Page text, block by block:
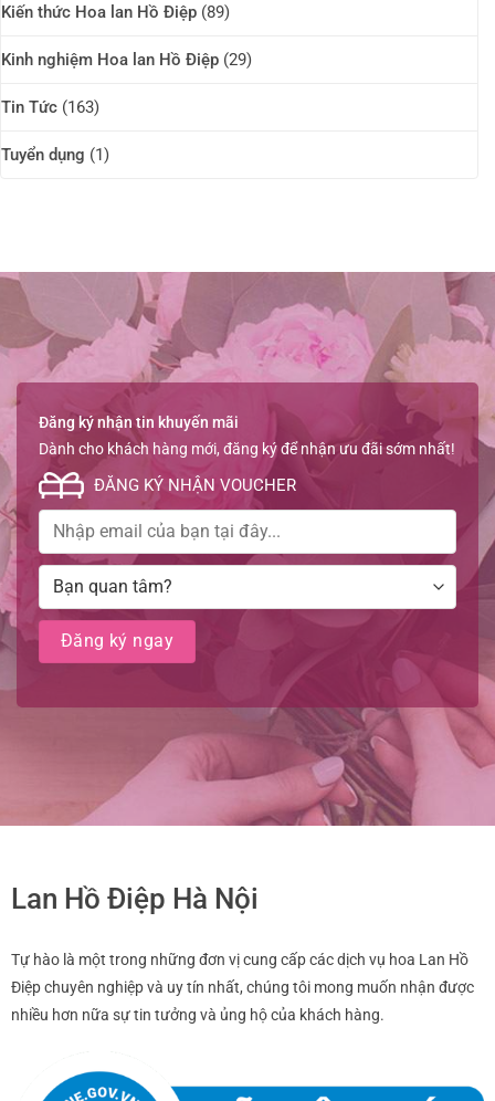
Kiến thức Hoa lan Hồ Điệp (89)
Kinh nghiệm Hoa lan Hồ Điệp (29)
Tin Tức (163)
Tuyển dụng (1)
Đăng ký nhận tin khuyến mãi
Dành cho khách hàng mới, đăng ký để nhận ưu đãi sớm nhất!
ĐĂNG KÝ NHẬN VOUCHER
Lan Hồ Điệp Hà Nội
Tự hào là một trong những đơn vị cung cấp các dịch vụ hoa Lan Hồ
Điệp chuyên nghiệp và uy tín nhất, chúng tôi mong muốn nhận được
nhiều hơn nữa sự tin tưởng và ủng hộ của khách hàng.